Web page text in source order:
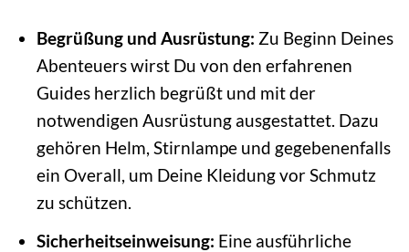
Begrüßung und Ausrüstung: Zu Beginn Deines
Abenteuers wirst Du von den erfahrenen
Guides herzlich begrüßt und mit der
notwendigen Ausrüstung ausgestattet. Dazu
gehören Helm, Stirnlampe und gegebenenfalls
ein Overall, um Deine Kleidung vor Schmutz
zu schützen.
Sicherheitseinweisung: Eine ausführliche